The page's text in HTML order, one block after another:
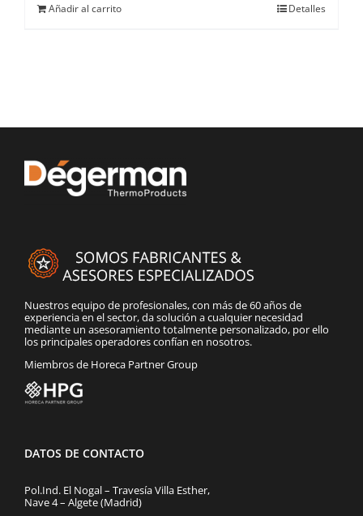
Añadir al carrito Detalles
Nuestros equipo de profesionales, con más de 60 años de
experiencia en el sector, da solución a cualquier necesidad
mediante un asesoramiento totalmente personalizado, por ello
los principales operadores confían en nosotros.
Miembros de Horeca Partner Group
DATOS DE CONTACTO
Pol.Ind. El Nogal – Travesía Villa Esther,
Nave 4 – Algete (Madrid)